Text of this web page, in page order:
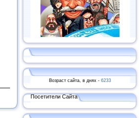
Возраст сайта, в днях - 6233
Посетители Сайта